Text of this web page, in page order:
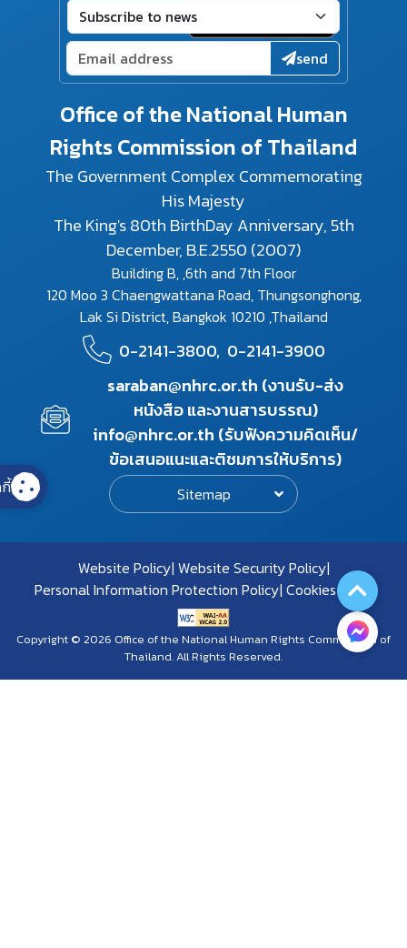
Office of the National Human
Rights Commission of Thailand
The Government Complex Commemorating
His Majesty
The King's 80th BirthDay Anniversary, 5th
December, B.E.2550 (2007)
Building B, ,6th and 7th Floor
120 Moo 3 Chaengwattana Road, Thungsonghong,
Lak Si District, Bangkok 10210 ,Thailand
0-2141-3800, 0-2141-3900
saraban@nhrc.or.th (งานรับ-ส่ง
หนังสือ และงานสารบรรณ)
info@nhrc.or.th (รับฟังความคิดเห็น/
ข้อเสนอแนะและติชมการให้บริการ)
Sitemap
send
Website Policy Website Security Policy
Personal Information Protection Policy Cookies Policy
Copyright © 2026 Office of the National Human Rights Commission of
Thailand. All Rights Reserved.